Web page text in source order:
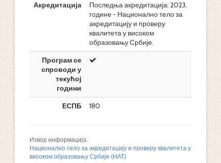
Акредитација
Последња акредитација: 2023.
године - Национално тело за
акредитацију и проверу
квалитета у високом
образовању Србије.
Програм се
спроводи у
текућој
години
ЕСПБ
180
Извор информација:
Национално тело за акредитацију и проверу квалитета у
високом образовању Србије (НАТ)